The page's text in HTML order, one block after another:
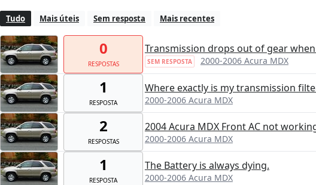
Tudo Mais úteis Sem resposta Mais recentes
0
RESPOSTAS
Transmission drops out of gear
SEM RESPOSTA 2000-2006 Acura MDX
1
RESPOSTA
Where exactly is my transmission
2000-2006 Acura MDX
2
RESPOSTAS
2004 Acura MDX Front AC not
2000-2006 Acura MDX
1
RESPOSTA
The Battery is always dying.
2000-2006 Acura MDX